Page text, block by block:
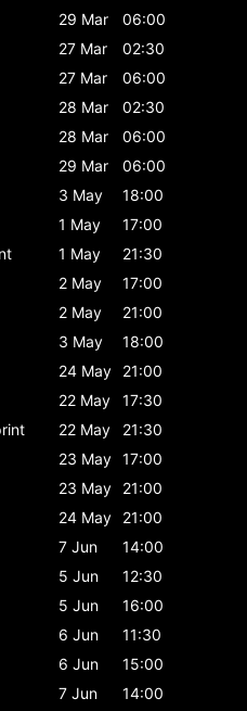
29 Mar
06:00
27 Mar
02:30
27 Mar
06:00
28 Mar
02:30
28 Mar
06:00
29 Mar
06:00
3 May
18:00
1 May
17:00
1 May
21:30
2 May
17:00
2 May
21:00
3 May
18:00
24 May
21:00
22 May
17:30
22 May
21:30
23 May 17:00
23 May
21:00
24 May
21:00
7 Jun
14:00
5 Jun
12:30
5 Jun
16:00
6 Jun
11:30
6 Jun
15:00
7 Jun
14:00